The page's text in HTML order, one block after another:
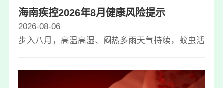
海南疾控2026年8月健康风险提示
2026-08-06
步入八月，高温高湿、闷热多雨天气持续，蚊虫活动